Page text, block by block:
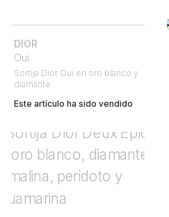
DIOR
Oui
Sortija Dior Oui en oro blanco y
diamante
Este artículo ha sido vendido